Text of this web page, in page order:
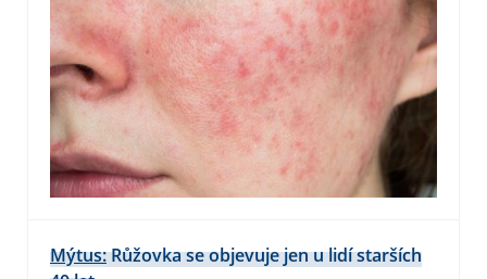
Mýtus:Růžovka se objevuje jen u lidí starších